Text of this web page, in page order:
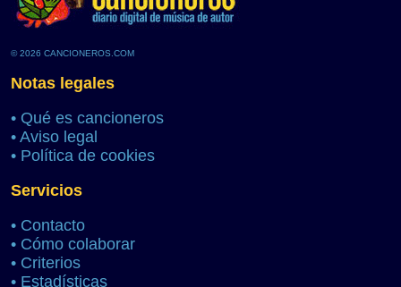
© 2026 CANCIONEROS.COM
Notas legales
• Qué es cancioneros
• Aviso legal
• Política de cookies
Servicios
• Contacto
• Cómo colaborar
• Criterios
• Estadísticas